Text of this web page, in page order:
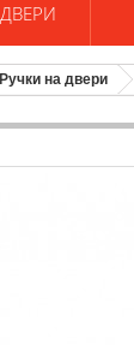
Ручки на двери